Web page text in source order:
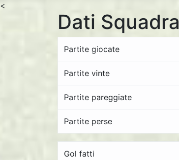
<
Dati Squadra
Partite giocate
Partite vinte
Partite pareggiate
Partite perse
Gol fatti